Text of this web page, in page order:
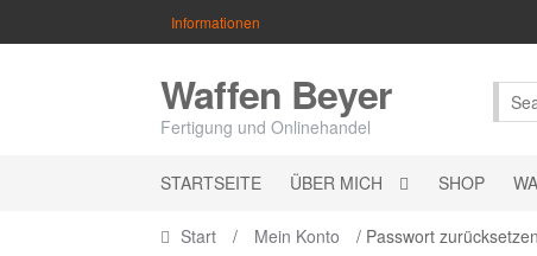
Skip
to
Skip
to
Informationen
Waffen Beyer
Fertigung und Onlinehandel
STARTSEITE ÜBER MICH SHOP
Start / Mein Konto / Passwort zurücksetzen